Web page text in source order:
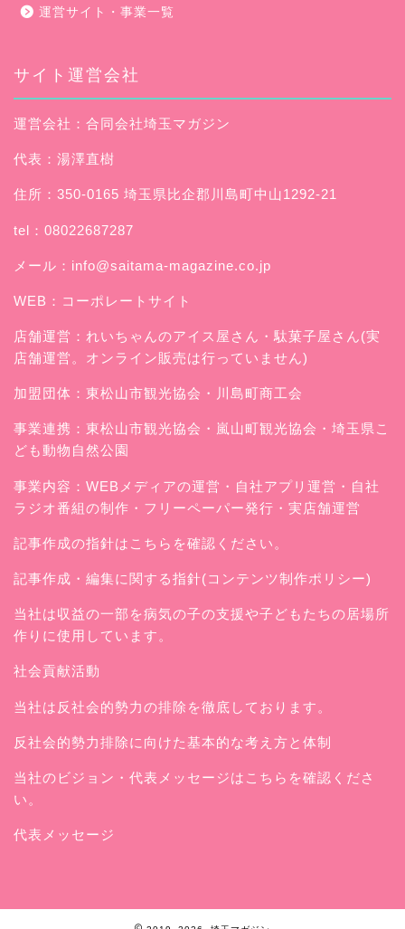
運営サイト・事業一覧
サイト運営会社
運営会社：合同会社埼玉マガジン
代表：湯澤直樹
住所：350-0165 埼玉県比企郡川島町中山1292-21
tel：08022687287
メール： info@saitama-magazine.co.jp
WEB： コーポレートサイト
店舗運営： れいちゃんのアイス屋さん ・駄菓子屋さん(実
店舗運営。オンライン販売は行っていません)
加盟団体：東松山市観光協会・川島町商工会
事業連携：東松山市観光協会・嵐山町観光協会・埼玉県こ
ども動物自然公園
事業内容：WEBメディアの運営・自社アプリ運営・自社
ラジオ番組の制作・フリーペーパー発行・実店舗運営
記事作成の指針はこちらを確認ください。
記事作成・編集に関する指針(コンテンツ制作ポリシー)
当社は収益の一部を病気の子の支援や子どもたちの居場所
作りに使用しています。
社会貢献活動
当社は反社会的勢力の排除を徹底しております。
反社会的勢力排除に向けた基本的な考え方と体制
当社のビジョン・代表メッセージはこちらを確認くださ
い。
代表メッセージ